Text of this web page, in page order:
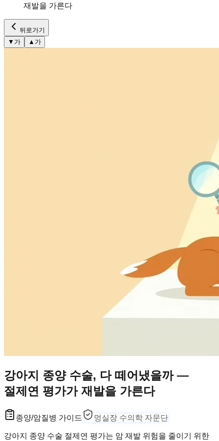
재발을 가른다
뒤로가기
▼ 가 ▲ 가
강아지 종양 수술, 다 떼어냈을까 —
절제연 평가가 재발을 가른다
종양/암질병 가이드 멍실장 수의학 자문단
강아지 종양 수술 절제연 평가는 암 재발 위험을 줄이기 위한